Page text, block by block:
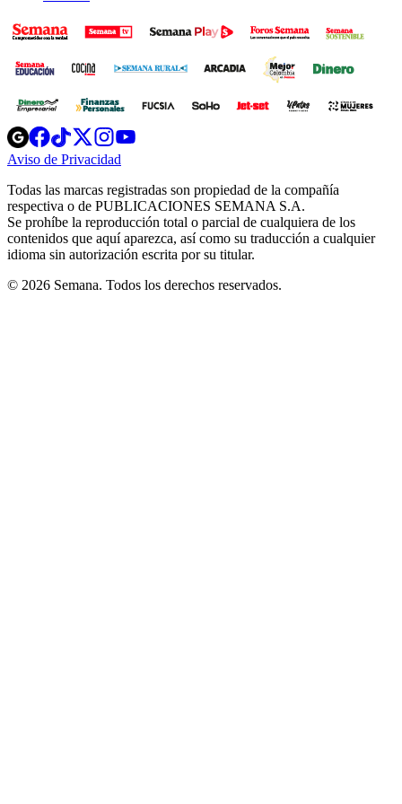
Opens
in
new
Opens
in
new
Opens
in
new
window
Opens
new
windowwindow
Aviso de Privacidad
new
window
Todas las marcas registradas son propiedad de la compañía
respectiva o de PUBLICACIONES SEMANA S.A.
Se prohíbe la reproducción total o parcial de cualquiera de los
contenidos que aquí aparezca, así como su traducción a cualquier
idioma sin autorización escrita por su titular.
© 2026 Semana. Todos los derechos reservados.